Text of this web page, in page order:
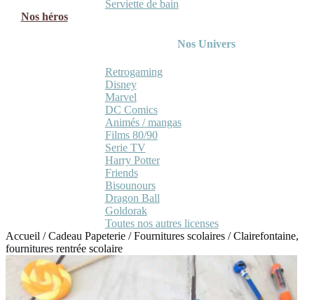
Serviette de bain
Nos héros
Nos Univers
Retrogaming
Disney
Marvel
DC Comics
Animés / mangas
Films 80/90
Serie TV
Harry Potter
Friends
Bisounours
Dragon Ball
Goldorak
Toutes nos autres licenses
Accueil /Cadeau Papeterie /Fournitures scolaires /Clairefontaine,
fournitures rentrée scolaire